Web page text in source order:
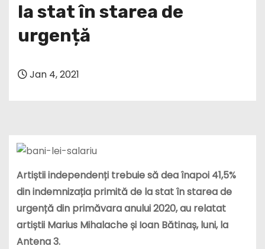
la stat în starea de
urgență
Jan 4, 2021
Artiștii independenți trebuie să dea înapoi 41,5%
din indemnizația primită de la stat în starea de
urgență din primăvara anului 2020, au relatat
artiștii Marius Mihalache și Ioan Bătinaș, luni, la
Antena 3.